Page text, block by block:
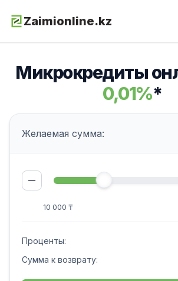
Zaimionline.kz
Микрокредиты
0,01%*
Желаемая сумма:
10 000 ₸
Проценты:
Сумма к возврату: